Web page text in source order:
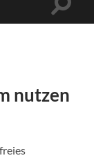
Toggle
nutzen